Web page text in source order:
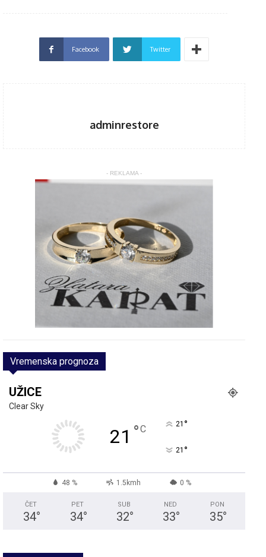
Facebook Twitter
adminrestore
- REKLAMA -
Vremenska prognoza
UŽICE
Clear Sky
21 °C 21 °
21 °
48 % 1.5kmh 0 %
ČET
34°
PET
34°
SUB
32°
NED
33°
PON
35°